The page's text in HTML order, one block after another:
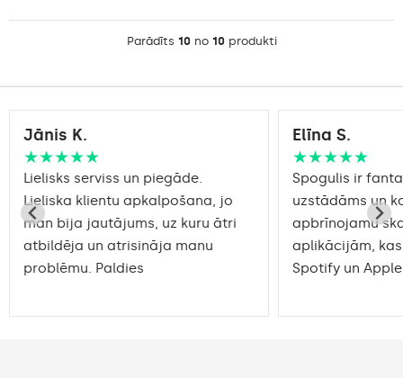
Parādīts 10 no 10 produkti
Jānis K.
★★★★★
Lielisks serviss un piegāde.
Lieliska klientu apkalpošana, jo
man bija jautājums, uz kuru ātri
atbildēja un atrisināja manu
problēmu. Paldies
Elīna S.
★★★★★
Spogulis ir
uzstādāms un
apbrīnojamu
aplikācijām,
Spotify un Apple